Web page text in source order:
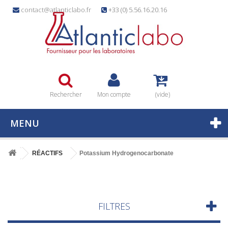
contact@atlanticlabo.fr +33 (0) 5.56.16.20.16
Rechercher Mon compte (vide)
MENU
RÉACTIFS Potassium Hydrogenocarbonate
FILTRES